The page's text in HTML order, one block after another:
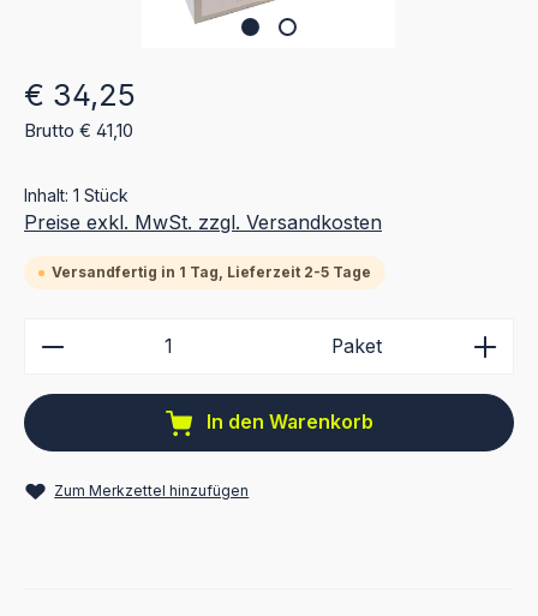
Regulärer Preis:
€ 34,25
Brutto € 41,10
Inhalt: 1 Stück
Preise exkl. MwSt. zzgl. Versandkosten
Versandfertig in 1 Tag, Lieferzeit 2-5 Tage
Produkt Anzahl: Gib den gewünschten Wert ein
Paket
In den Warenkorb
Zum Merkzettel hinzufügen